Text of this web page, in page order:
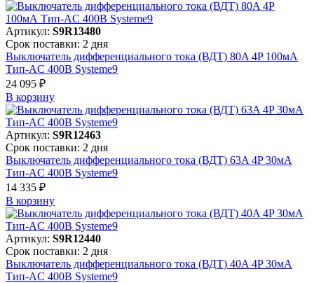
Артикул: S9R13480
Срок поставки: 2 дня
Выключатель дифференциального тока (ВДТ) 80A 4P 100мА
Тип-AC 400В Systeme9
24 095 ₽
В корзинy
Артикул: S9R12463
Срок поставки: 2 дня
Выключатель дифференциального тока (ВДТ) 63A 4P 30мА
Тип-AC 400В Systeme9
14 335 ₽
В корзинy
Артикул: S9R12440
Срок поставки: 2 дня
Выключатель дифференциального тока (ВДТ) 40A 4P 30мА
Тип-AC 400В Systeme9